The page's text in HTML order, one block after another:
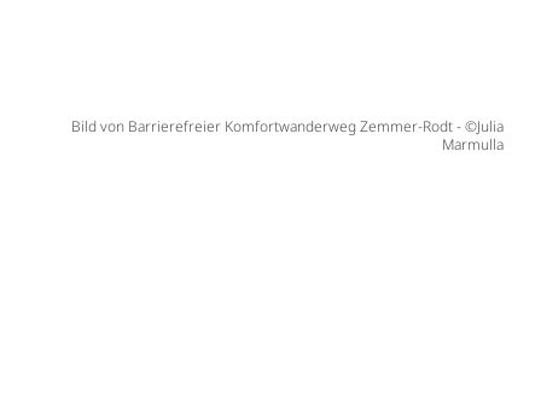
Bild von Barrierefreier Komfortwanderweg Zemmer-Rodt - ©Julia
Marmulla